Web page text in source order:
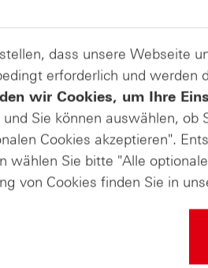
dass unsere Webseite
erforderlich und werden
wir Cookies, um Ihre
Sie können auswählen, ob
Cookies akzeptieren".
wählen Sie bitte "Alle
von Cookies finden Sie in